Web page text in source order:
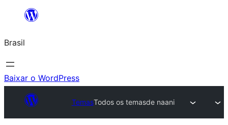
o
conteúdo
Brasil
Baixar o WordPress
TemasTodos os temasde naani